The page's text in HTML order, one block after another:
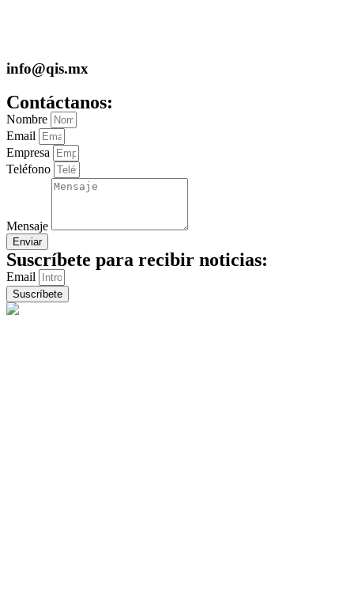
info@qis.mx
Contáctanos:
Nombre
Email
Empresa
Teléfono
Mensaje
Enviar
Suscríbete para recibir noticias:
Email
Suscríbete